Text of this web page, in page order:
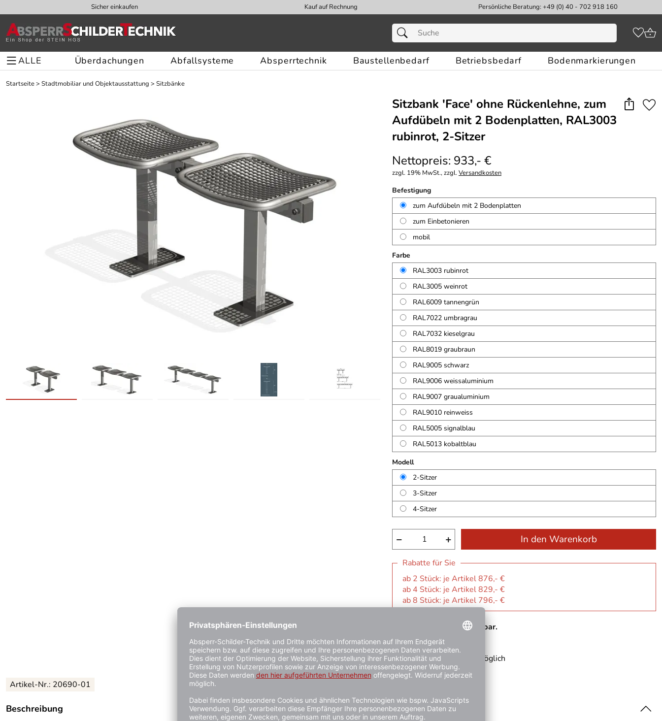
Sicher einkaufen Kauf auf Rechnung Persönliche Beratung: +49 (0) 40 - 702 918 160
ALLE Überdachungen Abfallsysteme Absperrtechnik Baustellenbedarf Betriebsbedarf Bodenmarkierungen
Startseite> Stadtmobiliar und Objektausstattung > Sitzbänke
Sitzbank 'Face' ohne Rückenlehne, zum
Aufdübeln mit 2 Bodenplatten, RAL3003
rubinrot, 2-Sitzer
Nettopreis: 933,- €
zzgl. 19% MwSt., zzgl.Versandkosten
Befestigung
zum Aufdübeln mit 2 Bodenplatten
zum Einbetonieren
mobil
Farbe
RAL3003 rubinrot
RAL3005 weinrot
RAL6009 tannengrün
RAL7022 umbragrau
RAL7032 kieselgrau
RAL8019 graubraun
RAL9005 schwarz
RAL9006 weissaluminium
RAL9007 graualuminium
RAL9010 reinweiss
RAL5005 signalblau
RAL5013 kobaltblau
Modell
2-Sitzer
3-Sitzer
4-Sitzer
− + In den Warenkorb
Rabatte für Sie
ab 2 Stück: je Artikel 876,- €
ab 4 Stück: je Artikel 829,- €
ab 8 Stück: je Artikel 796,- €
Aktuell leider nicht lieferbar.
Lieferbar ab 02.10.2026
Kauf auf Rechnung möglich
Artikel-Nr.: 20690-01
Beschreibung